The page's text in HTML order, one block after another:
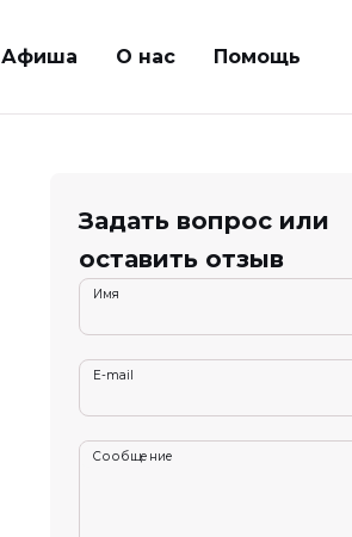
Афиша О нас Помощь
Задать вопрос или
оставить отзыв
Имя
E-mail
Сообщение